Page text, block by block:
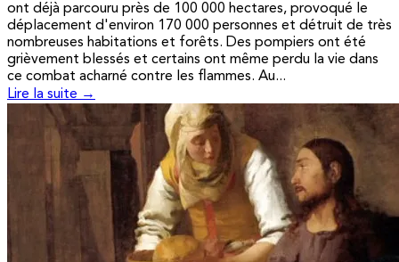
ont déjà parcouru près de 100 000 hectares, provoqué le
déplacement d'environ 170 000 personnes et détruit de très
nombreuses habitations et forêts. Des pompiers ont été
grièvement blessés et certains ont même perdu la vie dans
ce combat acharné contre les flammes. Au...
Lire la suite →